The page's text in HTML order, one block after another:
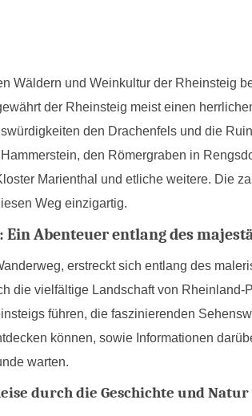
Wäldern und Weinkultur der Rheinsteig
der Rheinsteig meist einen
den Drachenfels und die
den Römergraben in
Marienthal und etliche weitere. Die
Weg einzigartig.
Abenteuer entlang des
erstreckt sich entlang des
die vielfältige Landschaft von Rheinland-
führen, die faszinierenden
können, sowie Informationen
warten.
durch die Geschichte und Natur